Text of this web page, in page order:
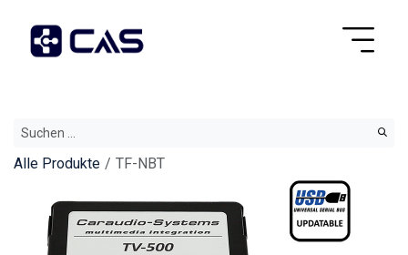
Alle Produkte TF-NBT